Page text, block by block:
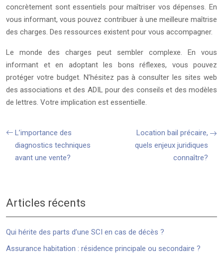
concrètement sont essentiels pour maîtriser vos dépenses. En
vous informant, vous pouvez contribuer à une meilleure maîtrise
des charges. Des ressources existent pour vous accompagner.
Le monde des charges peut sembler complexe. En vous
informant et en adoptant les bons réflexes, vous pouvez
protéger votre budget. N’hésitez pas à consulter les sites web
des associations et des ADIL pour des conseils et des modèles
de lettres. Votre implication est essentielle.
L’importance des
diagnostics techniques
avant une vente?
Location bail précaire,
quels enjeux juridiques
connaître?
Articles récents
Qui hérite des parts d’une SCI en cas de décès ?
Assurance habitation : résidence principale ou secondaire ?